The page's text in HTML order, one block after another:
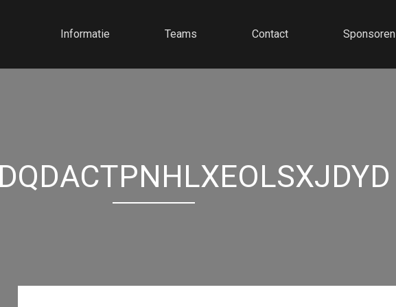
Informatie Teams Contact Sponsoren